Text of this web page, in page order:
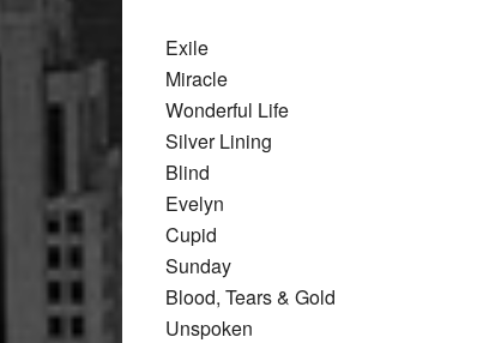
Exile
Miracle
Wonderful Life
Silver Lining
Blind
Evelyn
Cupid
Sunday
Blood, Tears & Gold
Unspoken